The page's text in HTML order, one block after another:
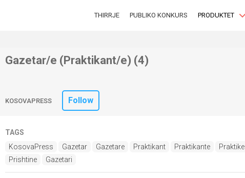
THIRRJE PUBLIKO KONKURS PRODUKTET
Gazetar/e (Praktikant/e) (4)
KOSOVAPRESS Follow
TAGS
KosovaPress
Gazetar Gazetare Praktikant Praktikante Praktike
Prishtine
Gazetari